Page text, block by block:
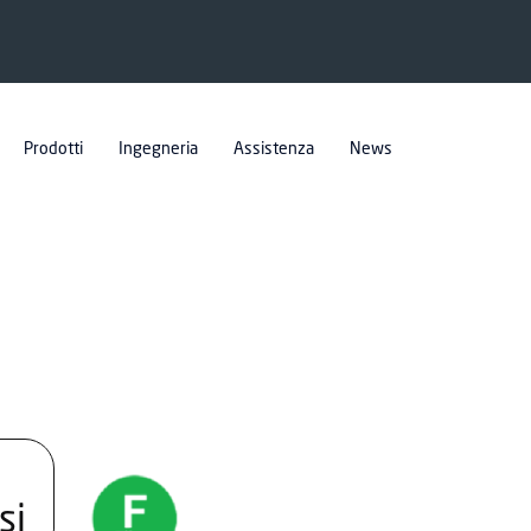
Prodotti Ingegneria Assistenza News